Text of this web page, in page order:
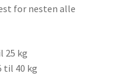
for nesten alle
25 kg
til 40 kg